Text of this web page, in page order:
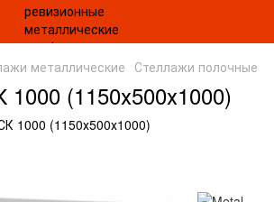
металлические Стеллажи полочные
(1150х500х1000)
1000 (1150х500х1000)